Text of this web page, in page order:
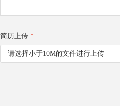
简历上传 *
请选择小于10M的文件进行上传